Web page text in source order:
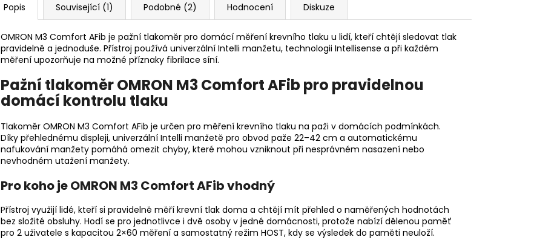
Popis Související (1) Podobné (2) Hodnocení Diskuze
OMRON M3 Comfort AFib je pažní tlakoměr pro domácí měření krevního tlaku u lidí, kteří chtějí sledovat tlak
pravidelně a jednoduše. Přístroj používá univerzální Intelli manžetu, technologii Intellisense a při každém
měření upozorňuje na možné příznaky fibrilace síní.
Pažní tlakoměr OMRON M3 Comfort AFib pro pravidelnou
domácí kontrolu tlaku
Tlakoměr OMRON M3 Comfort AFib je určen pro měření krevního tlaku na paži v domácích podmínkách.
Díky přehlednému displeji, univerzální Intelli manžetě pro obvod paže 22–42 cm a automatickému
nafukování manžety pomáhá omezit chyby, které mohou vzniknout při nesprávném nasazení nebo
nevhodném utažení manžety.
Pro koho je OMRON M3 Comfort AFib vhodný
Přístroj využijí lidé, kteří si pravidelně měří krevní tlak doma a chtějí mít přehled o naměřených hodnotách
bez složité obsluhy. Hodí se pro jednotlivce i dvě osoby v jedné domácnosti, protože nabízí dělenou paměť
pro 2 uživatele s kapacitou 2×60 měření a samostatný režim HOST, kdy se výsledek do paměti neuloží.